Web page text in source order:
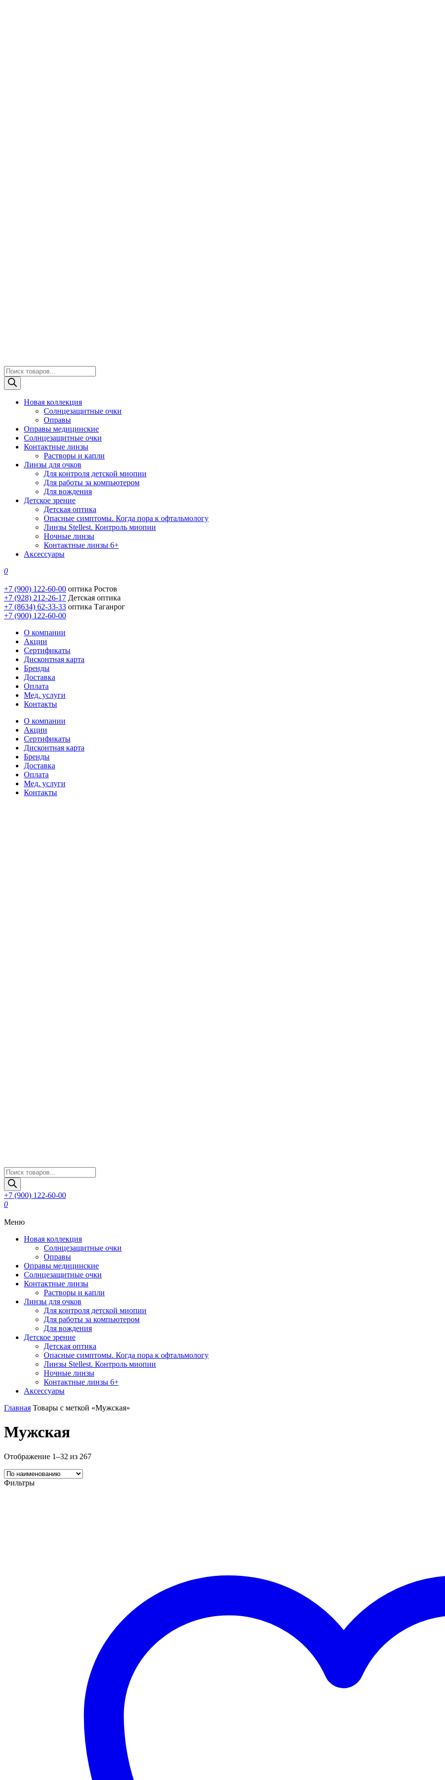
Поиск
товаров
Новая коллекция
Солнцезащитные очки
Оправы
Оправы медицинские
Солнцезащитные очки
Контактные линзы
Растворы и капли
Линзы для очков
Для контроля детской миопии
Для работы за компьютером
Для вождения
Детское зрение
Детская оптика
Опасные симптомы. Когда пора к офтальмологу
Линзы Stellest. Контроль миопии
Ночные линзы
Контактные линзы 6+
Аксессуары
0
+7 (900) 122-60-00 оптика Ростов
+7 (928) 212-26-17 Детская оптика
+7 (8634) 62-33-33 оптика Таганрог
+7 (900) 122-60-00
О компании
Акции
Сертификаты
Дисконтная карта
Бренды
Доставка
Оплата
Мед. услуги
Контакты
О компании
Акции
Сертификаты
Дисконтная карта
Бренды
Доставка
Оплата
Мед. услуги
Контакты
Поиск
товаров
+7 (900) 122-60-00
0
Меню
Новая коллекция
Солнцезащитные очки
Оправы
Оправы медицинские
Солнцезащитные очки
Контактные линзы
Растворы и капли
Линзы для очков
Для контроля детской миопии
Для работы за компьютером
Для вождения
Детское зрение
Детская оптика
Опасные симптомы. Когда пора к офтальмологу
Линзы Stellest. Контроль миопии
Ночные линзы
Контактные линзы 6+
Аксессуары
Главная Товары с меткой «Мужская»
Мужская
Отображение 1–32 из 267
Фильтры